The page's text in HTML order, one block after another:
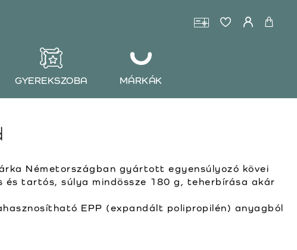
GYEREKSZOBA MÁRKÁK
Németországban gyártott egyensúlyozó kövei
és tartós, súlya mindössze 180 g, teherbírása akár
EPP (expandált polipropilén) anyagból